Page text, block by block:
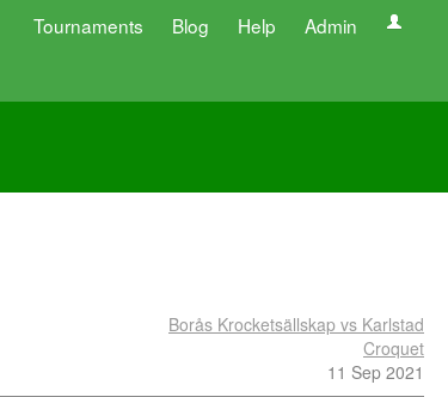
Tournaments Blog Help Admin
Borås Krocketsällskap vs Karlstad
Croquet
11 Sep 2021